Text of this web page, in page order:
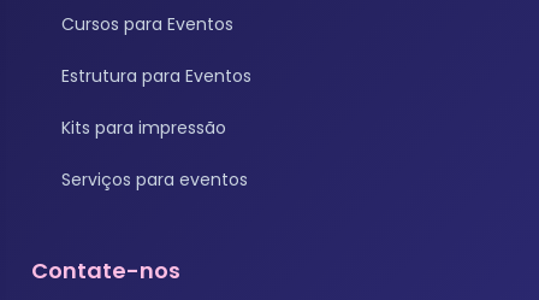
Cursos para Eventos
Estrutura para Eventos
Kits para impressão
Serviços para eventos
Contate-nos